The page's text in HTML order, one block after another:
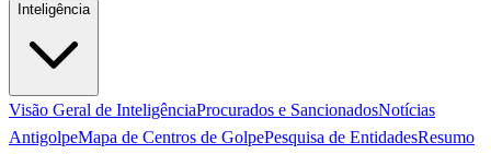
Inteligência
Visão Geral de InteligênciaProcurados e SancionadosNotícias
AntigolpeMapa de Centros de GolpePesquisa de EntidadesResumo